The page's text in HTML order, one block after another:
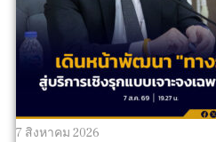
7 สิงหาคม 2026